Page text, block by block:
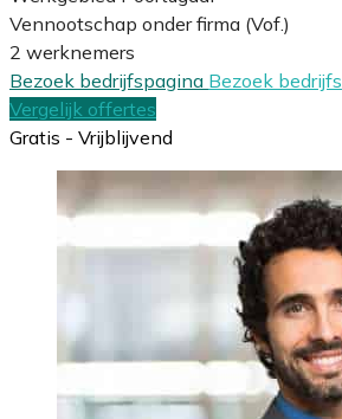
Vennootschap onder firma (Vof.)
2 werknemers
Bezoek bedrijfspagina Bezoek
Vergelijk offertes
Gratis - Vrijblijvend